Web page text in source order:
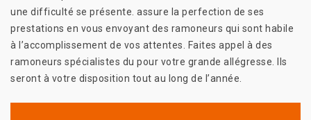
une difficulté se présente. assure la perfection de ses
prestations en vous envoyant des ramoneurs qui sont habile
à l’accomplissement de vos attentes. Faites appel à des
ramoneurs spécialistes du pour votre grande allégresse. Ils
seront à votre disposition tout au long de l’année.